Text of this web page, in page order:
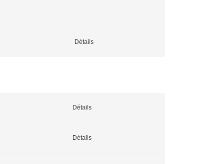
Détails
Détails
Détails